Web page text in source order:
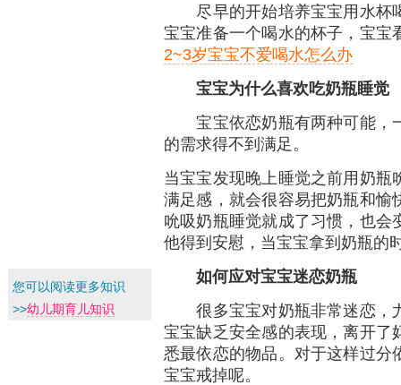
尽早的开始培养宝宝用水杯
宝宝准备一个喝水的杯子，宝宝
2~3岁宝宝不爱喝水怎么办
宝宝为什么喜欢吃奶瓶睡觉
宝宝依恋奶瓶有两种可能，
的需求得不到满足。
当宝宝发现晚上睡觉之前用奶瓶
满足感，就会很容易把奶瓶和愉
吮吸奶瓶睡觉就成了习惯，也会
他得到安慰，当宝宝拿到奶瓶的
如何应对宝宝迷恋奶瓶
很多宝宝对奶瓶非常迷恋，
宝宝缺乏安全感的表现，离开了
悉最依恋的物品。对于这样过分
宝宝戒掉呢。
您可以阅读更多知识
>>幼儿期育儿知识